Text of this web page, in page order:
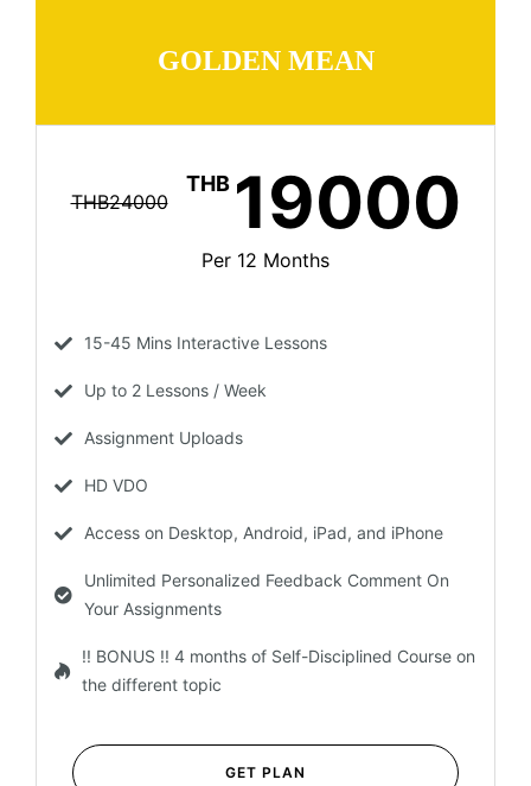
GOLDEN MEAN
THB24000
THB 19000
Per 12 Months
15-45 Mins Interactive Lessons
Up to 2 Lessons / Week
Assignment Uploads
HD VDO
Access on Desktop, Android, iPad, and iPhone
Unlimited Personalized Feedback Comment On
Your Assignments
!! BONUS !! 4 months of Self-Disciplined Course on
the different topic
GET PLAN